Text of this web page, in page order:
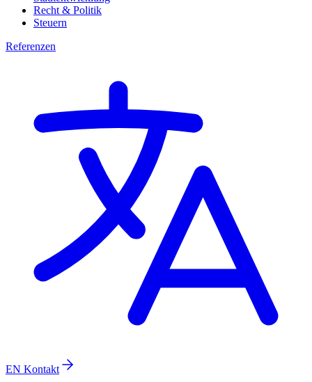
Recht & Politik
Steuern
Referenzen
EN Kontakt